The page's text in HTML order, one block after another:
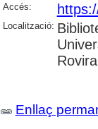
Accés:
Localització:
Enllaç